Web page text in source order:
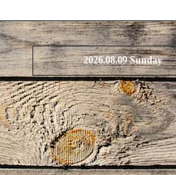
2026.08.09 Sunday